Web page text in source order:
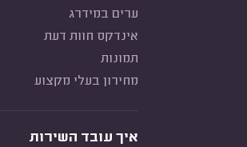
ערים במידרג
אינדקס חוות דעת
תמונות
מחירון בעלי מקצוע
איך עובד השירות